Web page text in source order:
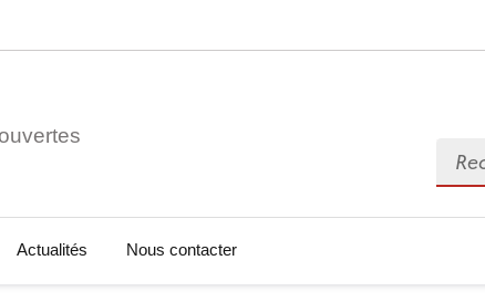
Actualités Nous contacter